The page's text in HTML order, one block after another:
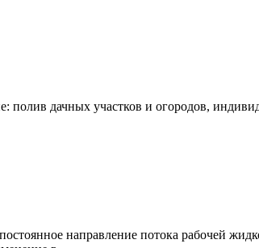
дачных участков и огородов,
направление потока рабочей